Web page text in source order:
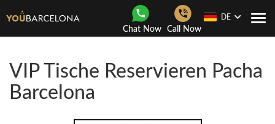
Chat Now Call Now
DE
VIP Tische Reservieren Pacha
Barcelona